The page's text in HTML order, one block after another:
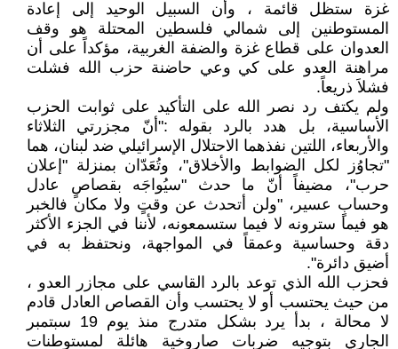
غزة ستظل قائمة ، وأن السبيل الوحيد إلى إعادة
المستوطنين إلى شمالي فلسطين المحتلة هو وقف
العدوان على قطاع غزة والضفة الغربية، مؤكداً على أن
مراهنة العدو على كي وعي حاضنة حزب الله فشلت
فشلاَ ذريعاً.
ولم يكتف رد نصر الله على التأكيد على ثوابت الحزب
الأساسية، بل هدد بالرد بقوله :"أنّ مجزرتي الثلاثاء
والأربعاء، اللتين نفذهما الاحتلال الإسرائيلي ضد لبنان، هما
"تجاوُز لكل الضوابط والأخلاق"، وتُعَدّان بمنزلة "إعلان
حرب"، مضيفاً أنّ ما حدث "سيُواجَه بقصاصٍ عادل
وحسابٍ عسير، "ولن أتحدث عن وقتٍ ولا مكان فالخبر
هو فيما سترونه لا فيما ستسمعونه، لأننا في الجزء الأكثر
دقة وحساسية وعمقاً في المواجهة، ونحتفظ به في
أضيق دائرة".
فحزب الله الذي توعد بالرد القاسي على مجازر العدو ،
من حيث يحتسب أو لا يحتسب وأن القصاص العادل قادم
لا محالة ، بدأ يرد بشكل متدرج منذ يوم 19 سبتمبر
الجاري بتوجيه ضربات صاروخية هائلة لمستوطنات